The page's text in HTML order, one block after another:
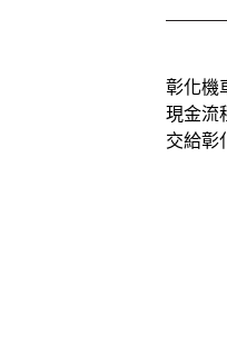
彰化機
現金流
交給彰